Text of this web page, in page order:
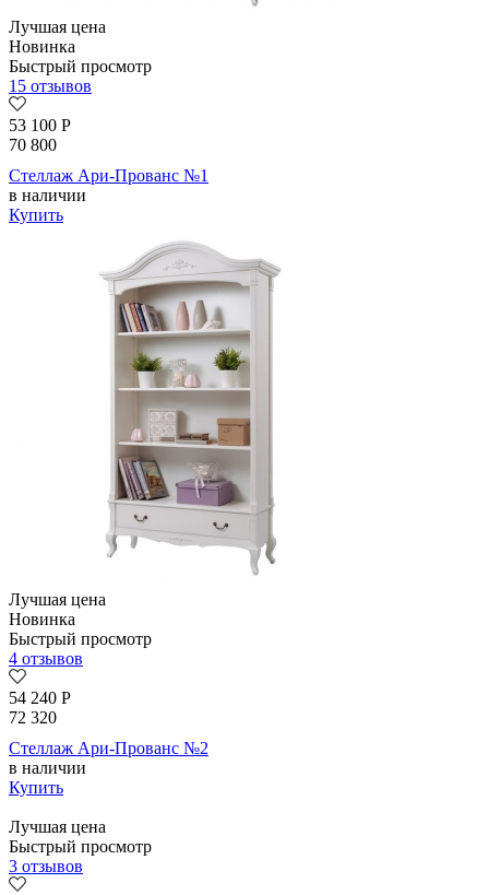
Лучшая цена
Новинка
Быстрый просмотр
15 отзывов
53 100 Р
70 800
Стеллаж Ари-Прованс №1
в наличии
Купить
Лучшая цена
Новинка
Быстрый просмотр
4 отзывов
54 240 Р
72 320
Стеллаж Ари-Прованс №2
в наличии
Купить
Лучшая цена
Быстрый просмотр
3 отзывов